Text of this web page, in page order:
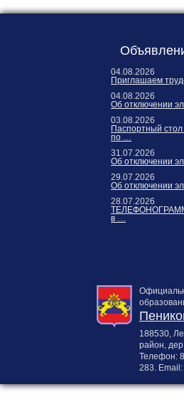
Россия, Ленинградская
04.08.2026
Приглашаем
04.08.2026
Об отключении
03.08.2026
Паспортный
по …
31.07.2026
Об отключении
29.07.2026
Об отключении
28.07.2026
в …
188530,
район,
Телефон:
283. Email: